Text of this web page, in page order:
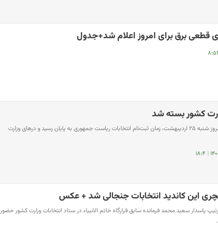
برق برای امروز اعلام شد+جدول
کشور بسته شد
ساعت ۱۸:۰۰ امروز شنبه ۲۵ اردیبهشت، زمان ثبت‌نام انتخابات ریاست جمهوری به پایان رسید و درهای وزارت
| ۱۸:۴
این کاندید انتخابات جنجالی شد + عکس
پاسدار سعید محمد فرمانده سابق قرارگاه خاتم الانبیاء در ستاد انتخابات وزارت کشور حضور